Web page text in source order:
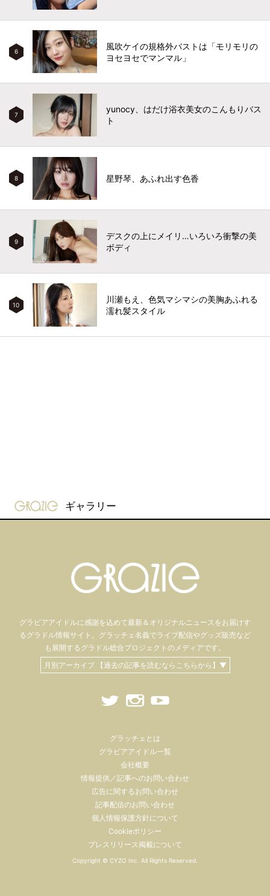
6
風吹ケイの規格外バストは「モリモリの
ヨセヨセでマンマル」
7
yunocy、はだけ浴衣美女のこんもりバス
ト
8 星野琴、あふれ出す色香
9
デスクの上にメイリ…いろいろ衝撃の美
ボディ
10
川瀬もえ、色気マシマシの美胸あふれる
濡れ髪スタイル
gravure-grazie
ギャラリー
グラビアアイドルに感謝を込めて最新＆オリジナルニュースをお届けす
るグラドル情報サイト。 グラッチェ名義でライブ配信やグッズ販売など
も 展開するグラドル総合プロジェクトのメディアです。
月別アーカイブ 【過去の記事を読むならこちらから】▼
グラッチェとは
グラビアアイドル一覧
会社概要
情報提供／記事へのお問い合わせ
広告に関するお問い合わせ
記事配信のお問い合わせ
個人情報保護方針について
Cookieポリシー
プレスリリース掲載について
Copyright © CYZO Inc. All Rights Reserved.